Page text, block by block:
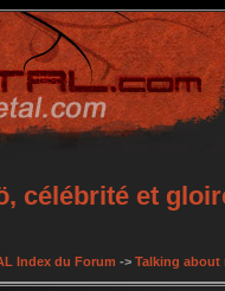
célébrité et
Index du Forum -> Talking about